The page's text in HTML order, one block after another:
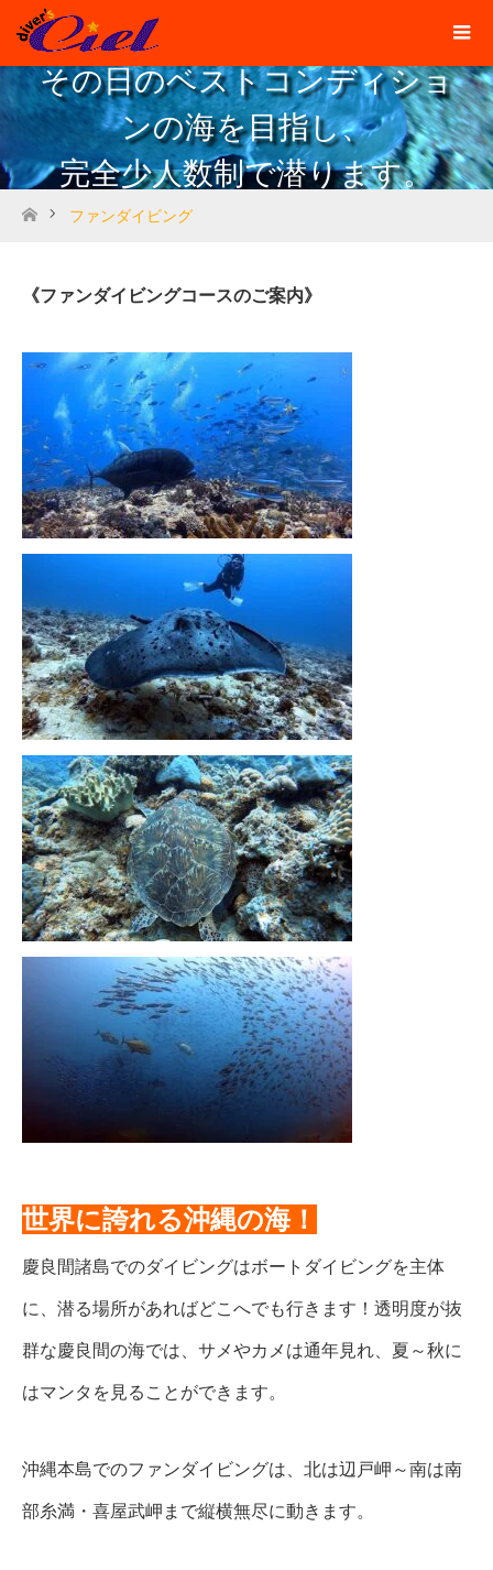
その日のベストコンディショ
ンの海を目指し、
完全少人数制で潜ります。
ホーム
ファンダイビング
《ファンダイビングコースのご案内》
世界に誇れる沖縄の海！
慶良間諸島でのダイビングはボートダイビングを主体
に、潜る場所があればどこへでも行きます！透明度が抜
群な慶良間の海では、サメやカメは通年見れ、夏～秋に
はマンタを見ることができます。
沖縄本島でのファンダイビングは、北は辺戸岬～南は南
部糸満・喜屋武岬まで縦横無尽に動きます。